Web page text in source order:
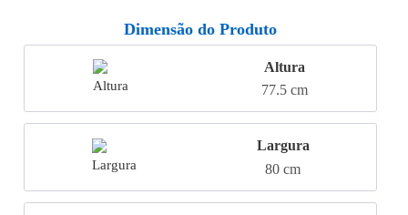
Dimensão do Produto
Altura
77.5 cm
Largura
80 cm